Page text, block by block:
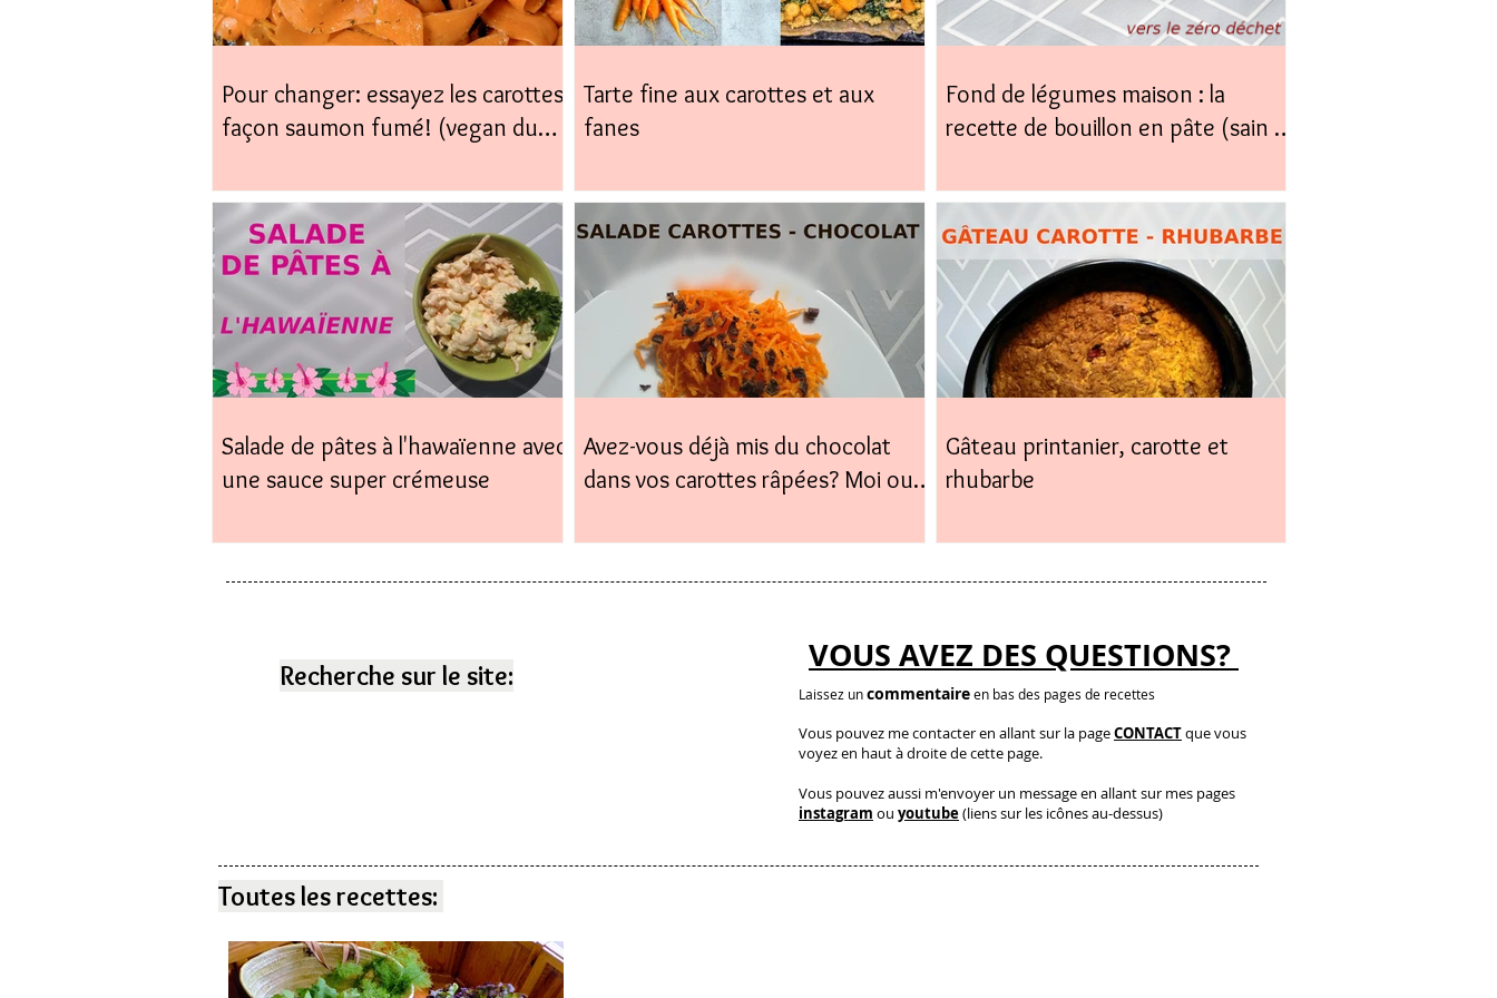
Pour changer: essayez les carottes,
façon saumon fumé! (vegan du
Tarte fine aux carottes et aux
fanes
Fond de légumes maison : la
recette de bouillon en pâte (sain &
Salade de pâtes à l'hawaïenne avec
une sauce super crémeuse
Avez-vous déjà mis du chocolat
dans vos carottes râpées? Moi oui,
Gâteau printanier, carotte et
rhubarbe
Recherche sur le site:
VOUS AVEZ DES QUESTIONS?
Laissez uncommentaireen bas des pages de recettes
Vous pouvez me contacter en allant sur la pageCONTACTque vous
voyez en haut à droite de cette page.
Vous pouvez aussi m'envoyer un message en allant sur mes pages
instagram ou youtube(liens sur les icônes au-dessus)
Toutes les recettes: